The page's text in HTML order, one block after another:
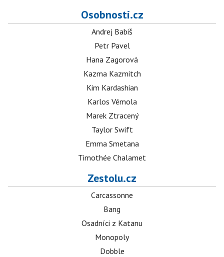
Osobnosti.cz
Andrej Babiš
Petr Pavel
Hana Zagorová
Kazma Kazmitch
Kim Kardashian
Karlos Vémola
Marek Ztracený
Taylor Swift
Emma Smetana
Timothée Chalamet
Zestolu.cz
Carcassonne
Bang
Osadníci z Katanu
Monopoly
Dobble